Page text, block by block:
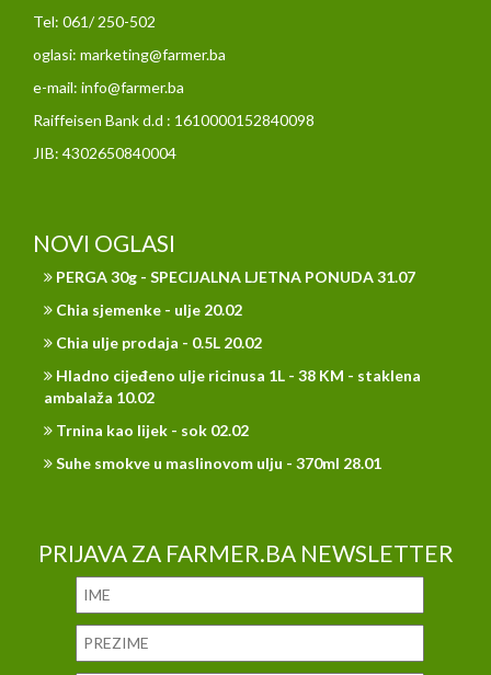
Tel: 061/ 250-502
oglasi: marketing@farmer.ba
e-mail: info@farmer.ba
Raiffeisen Bank d.d : 1610000152840098
JIB: 4302650840004
NOVI OGLASI
PERGA 30g - SPECIJALNA LJETNA PONUDA 31.07
Chia sjemenke - ulje 20.02
Chia ulje prodaja - 0.5L 20.02
Hladno cijeđeno ulje ricinusa 1L - 38 KM - staklena
ambalaža 10.02
Trnina kao lijek - sok 02.02
Suhe smokve u maslinovom ulju - 370ml 28.01
PRIJAVA ZA FARMER.BA NEWSLETTER